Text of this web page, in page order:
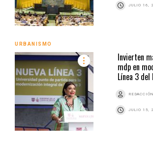
JULIO 16,
URBANISMO
Invierten
mdp en
Línea 3
JULIO 15,